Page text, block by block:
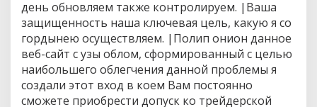
день обновляем также контролируем. |Ваша
защищенность наша ключевая цель, какую я со
гордынею осуществляем. |Полип онион данное
веб-сайт с узы облом, сформированный с целью
наибольшего облегчения данной проблемы я
создали этот вход в коем Вам постоянно
сможете приобрести допуск ко трейдерской